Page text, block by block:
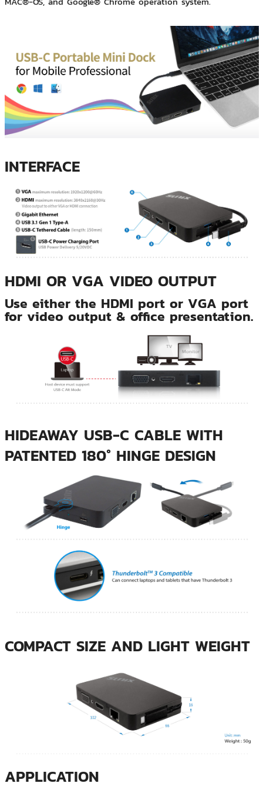
INTERFACE
HDMI OR VGA VIDEO OUTPUT
Use either the HDMI port or VGA port
for video output & office presentation.
HIDEAWAY USB-C CABLE WITH
PATENTED 180° HINGE DESIGN
COMPACT SIZE AND LIGHT WEIGHT
APPLICATION